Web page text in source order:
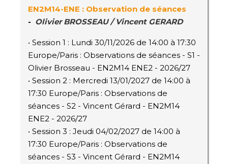
EN2M14-ENE : Observation de séances
- Olivier BROSSEAU / Vincent GERARD
• Session 1 : Lundi 30/11/2026 de 14:00 à 17:30
Europe/Paris : Observations de séances - S1 -
Olivier Brosseau - EN2M14 ENE2 - 2026/27
• Session 2 : Mercredi 13/01/2027 de 14:00 à
17:30 Europe/Paris : Observations de
séances - S2 - Vincent Gérard - EN2M14
ENE2 - 2026/27
• Session 3 : Jeudi 04/02/2027 de 14:00 à
17:30 Europe/Paris : Observations de
séances - S3 - Vincent Gérard - EN2M14